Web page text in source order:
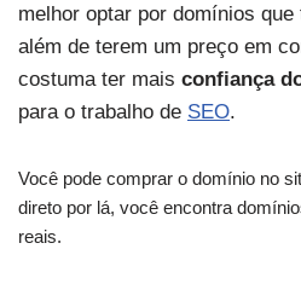
melhor optar por domínios
além de terem um preço em
costuma ter mais confiança
para o trabalho de SEO.
Você pode comprar o domínio no
direto por lá, você encontra
reais.